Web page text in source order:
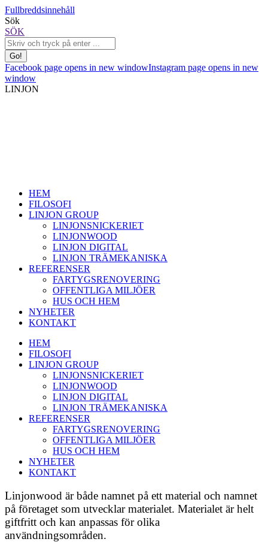
Fullbreddsinnehåll
Sök
SÖK
Facebook page opens in new windowInstagram page opens in new
window
LINJON
HEM
FILOSOFI
LINJON GROUP
LINJONSNICKERIET
LINJONWOOD
LINJON DIGITAL
LINJON TRÄMEKANISKA
REFERENSER
FARTYGSRENOVERING
OFFENTLIGA MILJÖER
HUS OCH HEM
NYHETER
KONTAKT
HEM
FILOSOFI
LINJON GROUP
LINJONSNICKERIET
LINJONWOOD
LINJON DIGITAL
LINJON TRÄMEKANISKA
REFERENSER
FARTYGSRENOVERING
OFFENTLIGA MILJÖER
HUS OCH HEM
NYHETER
KONTAKT
Linjonwood är både namnet på ett material och namnet
på företaget som utvecklar materialet. Materialet är helt
giftfritt och kan anpassas för olika
användningsområden.